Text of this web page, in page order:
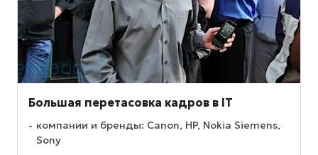
Большая перетасовка кадров в IT
компании и бренды: Canon, HP, Nokia Siemens,
Sony